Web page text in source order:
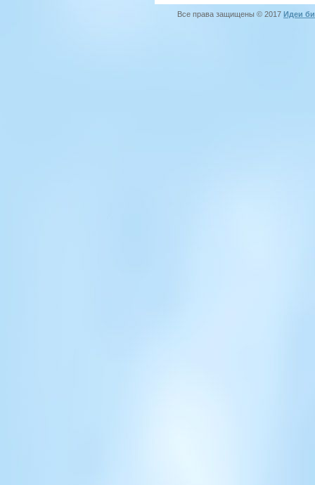
Все права защищены © 2017 Идеи